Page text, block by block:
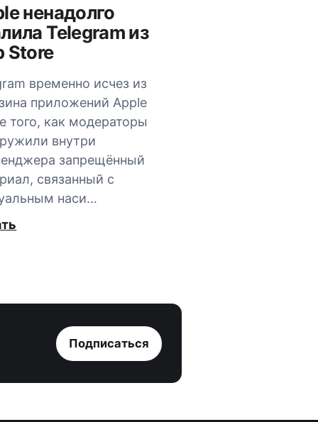
ненадолго
Telegram из
Store
временно исчез из
приложений Apple
того, как модераторы
внутри
запрещённый
связанный с
наси…
Подписаться